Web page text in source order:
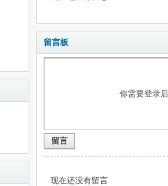
留言板
你需要登录
留言
现在还没有留言